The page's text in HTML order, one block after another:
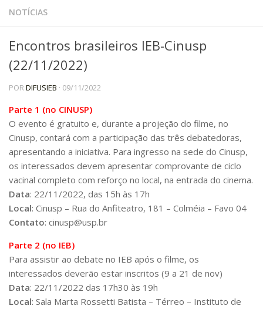
Sobre
A História do IEB
Institucional
60 Anos
Paralelos 22
Pesquisa
Pós-Doutorado
Pesquisador Colaborador
Iniciação Científica
Pré-Iniciação Científica
GIP
Pró-Reitoria de Pesquisa e Inovação
LABIEB
Extensão
Cursos
NOTÍCIAS
Encontros brasileiros IEB-Cinusp
(22/11/2022)
PORDIFUSIEB · 09/11/2022
Parte 1 (no CINUSP)
O evento é gratuito e, durante a projeção do filme, no
Cinusp, contará com a participação das três debatedoras,
apresentando a iniciativa. Para ingresso na sede do Cinusp,
os interessados devem apresentar comprovante de ciclo
vacinal completo com reforço no local, na entrada do cinema.
Data: 22/11/2022, das 15h às 17h
Local: Cinusp – Rua do Anfiteatro, 181 – Colméia – Favo 04
Contato: cinusp@usp.br
Parte 2 (no IEB)
Para assistir ao debate no IEB após o filme, os
interessados deverão estar inscritos (9 a 21 de nov)
Data: 22/11/2022 das 17h30 às 19h
Local: Sala Marta Rossetti Batista – Térreo – Instituto de